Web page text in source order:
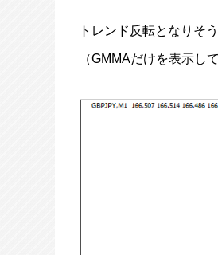
トレンド反転となりそ
（GMMAだけを表示し